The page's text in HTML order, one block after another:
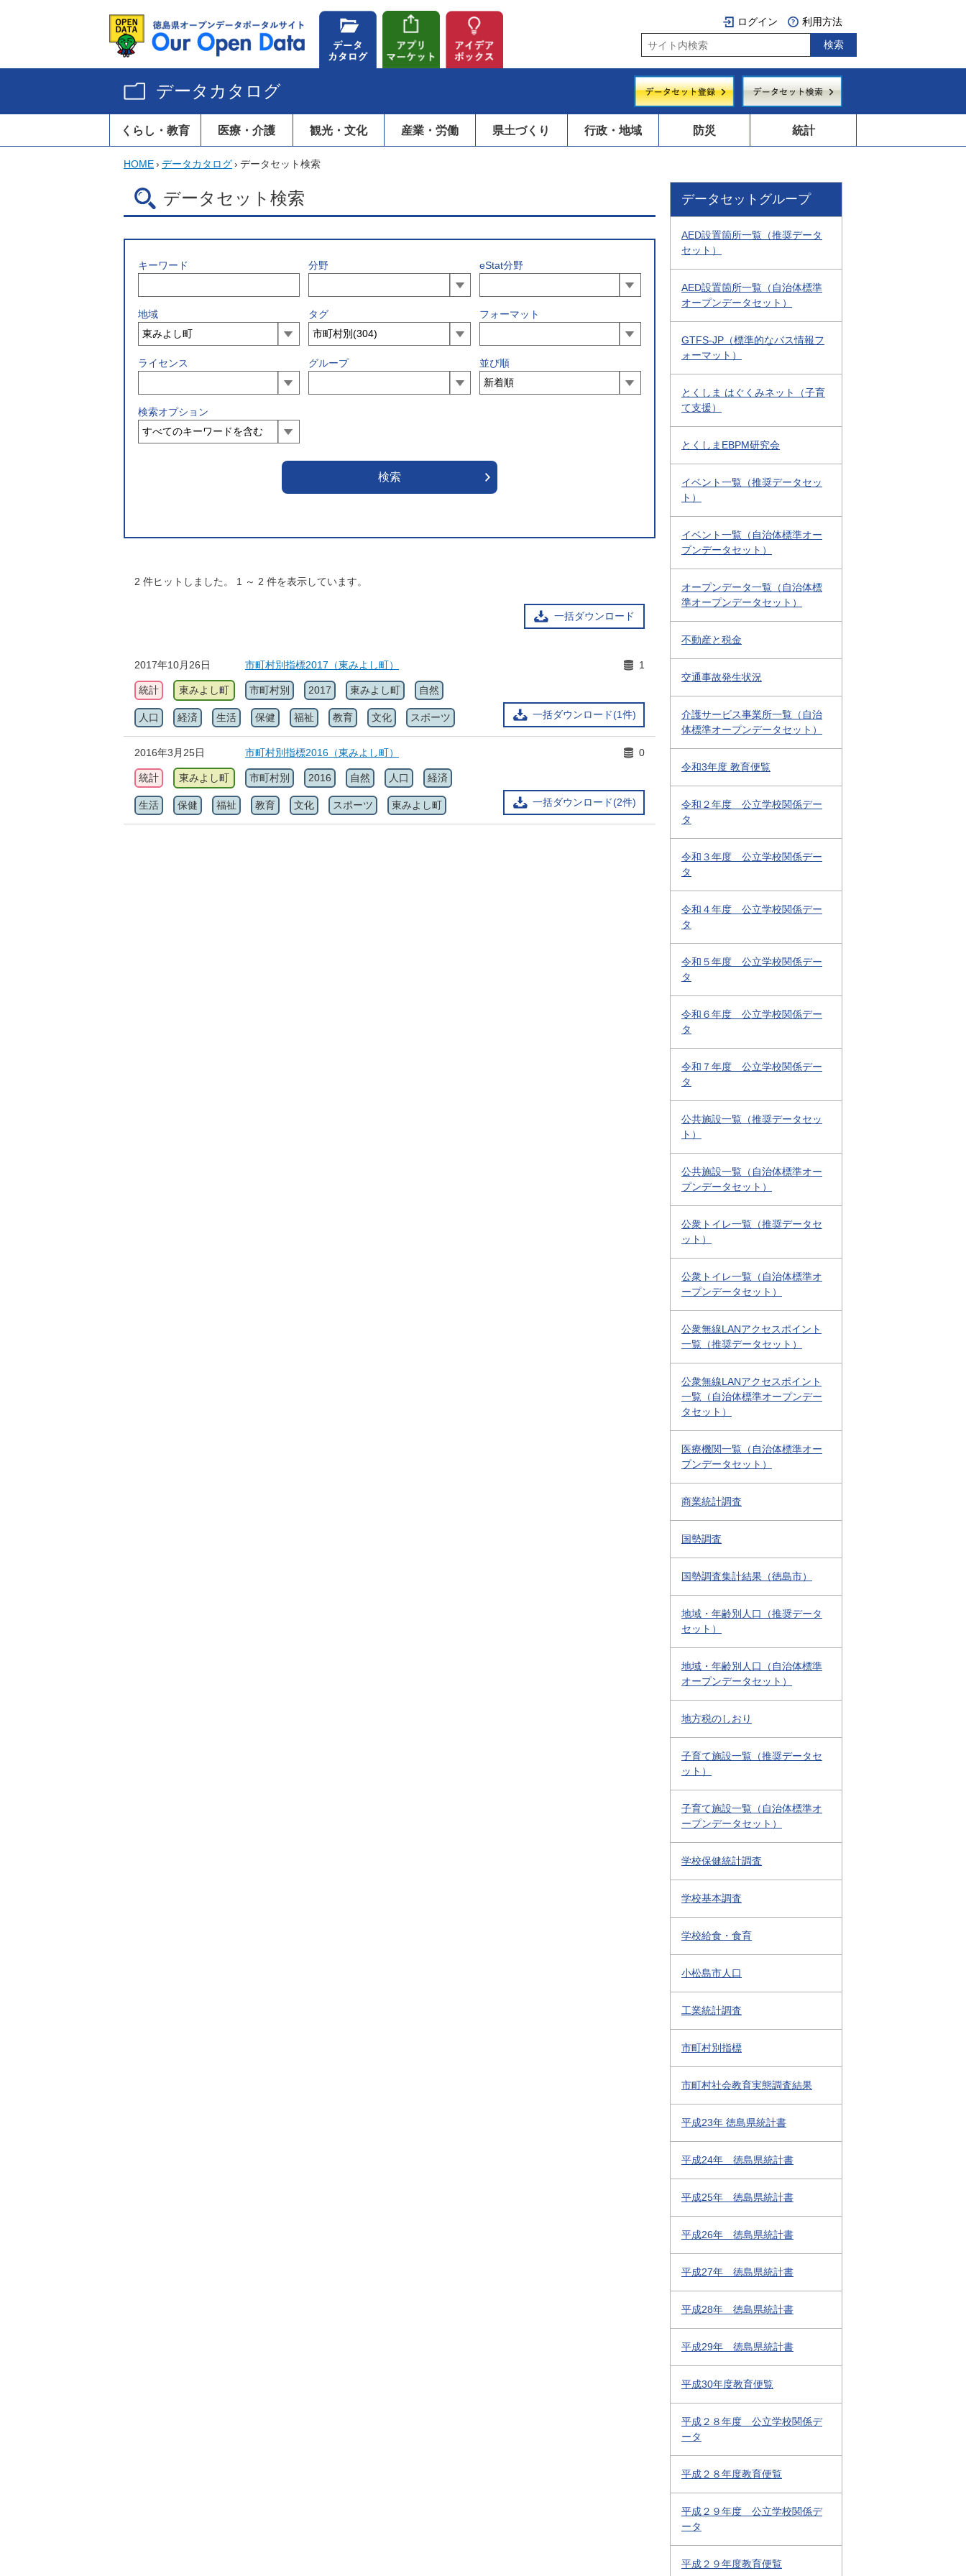
ログイン 利用方法
データカタログ
くらし・教育 医療・介護 観光・文化 産業・労働 県土づくり 行政・地域 防災 統計
HOME› データカタログ› データセット検索
データセット検索
キーワード 分野 eStat分野
地域 タグ フォーマット
ライセンス グループ 並び順
検索オプション
2 件ヒットしました。 1 ～ 2 件を表示しています。
一括ダウンロード
2017年10月26日 市町村別指標2017（東みよし町）
一括ダウンロード(1件)
1
統計 東みよし町 市町村別 2017 東みよし町 自然
人口 経済 生活 保健 福祉 教育 文化 スポーツ
2016年3月25日 市町村別指標2016（東みよし町）
一括ダウンロード(2件)
0
統計 東みよし町 市町村別 2016 自然 人口 経済
生活 保健 福祉 教育 文化 スポーツ 東みよし町
データセットグループ
AED設置箇所一覧（推奨データ
セット）
AED設置箇所一覧（自治体標準
オープンデータセット）
GTFS-JP（標準的なバス情報フ
ォーマット）
とくしま はぐくみネット（子育
て支援）
とくしまEBPM研究会
イベント一覧（推奨データセッ
ト）
イベント一覧（自治体標準オー
プンデータセット）
オープンデータ一覧（自治体標
準オープンデータセット）
不動産と税金
交通事故発生状況
介護サービス事業所一覧（自治
体標準オープンデータセット）
令和3年度 教育便覧
令和２年度 公立学校関係デー
タ
令和３年度 公立学校関係デー
タ
令和４年度 公立学校関係デー
タ
令和５年度 公立学校関係デー
タ
令和６年度 公立学校関係デー
タ
令和７年度 公立学校関係デー
タ
公共施設一覧（推奨データセッ
ト）
公共施設一覧（自治体標準オー
プンデータセット）
公衆トイレ一覧（推奨データセ
ット）
公衆トイレ一覧（自治体標準オ
ープンデータセット）
公衆無線LANアクセスポイント
一覧（推奨データセット）
公衆無線LANアクセスポイント
一覧（自治体標準オープンデー
タセット）
医療機関一覧（自治体標準オー
プンデータセット）
商業統計調査
国勢調査
国勢調査集計結果（徳島市）
地域・年齢別人口（推奨データ
セット）
地域・年齢別人口（自治体標準
オープンデータセット）
地方税のしおり
子育て施設一覧（推奨データセ
ット）
子育て施設一覧（自治体標準オ
ープンデータセット）
学校保健統計調査
学校基本調査
学校給食・食育
小松島市人口
工業統計調査
市町村別指標
市町村社会教育実態調査結果
平成23年 徳島県統計書
平成24年 徳島県統計書
平成25年 徳島県統計書
平成26年 徳島県統計書
平成27年 徳島県統計書
平成28年 徳島県統計書
平成29年 徳島県統計書
平成30年度教育便覧
平成２８年度 公立学校関係デ
ータ
平成２８年度教育便覧
平成２９年度 公立学校関係デ
ータ
平成２９年度教育便覧